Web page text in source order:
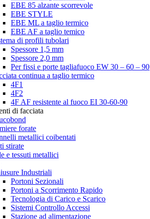
EBE 85 alzante scorrevole
EBE STYLE
EBE ML a taglio termico
EBE AF a taglio temico
di profili tubolari
Spessore 1,5 mm
Spessore 2,0 mm
Per fissi e porte tagliafuoco EW 30 – 60 – 90
continua a taglio termico
4F1
4F2
4F AF resistente al fuoco EI 30-60-90
di facciata
forate
metallici coibentati
stirate
e tessuti metallici
Industriali
Portoni Sezionali
Portoni a Scorrimento Rapido
Tecnologia di Carico e Scarico
Sistemi Controllo Accessi
Stazione ad alimentazione